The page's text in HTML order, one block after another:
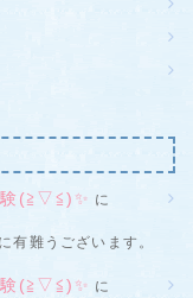
験(≧▽≦)✨ に
有難うございます。
験(≧▽≦)✨ に